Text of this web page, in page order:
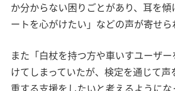
か分からない困りごとがあり、耳を
ートを心がけたい」などの声が寄せら
また「白杖を持つ方や車いすユーザ
けてしまっていたが、検定を通じて
重する支援をしたいと考えるように